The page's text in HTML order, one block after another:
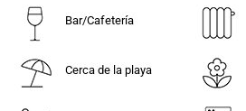
Bar/Cafetería
Cerca de la playa